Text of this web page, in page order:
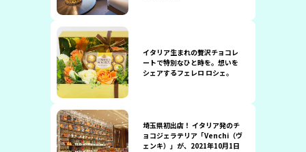
イタリア生まれの贅沢チョコレ
ートで特別なひと時を。想いを
シェアするフェレロ ロシェ。
埼玉県初出店！ イタリア発のチ
ョコジェラテリア「Venchi（ヴ
ェンキ）」が、2021年10月1日